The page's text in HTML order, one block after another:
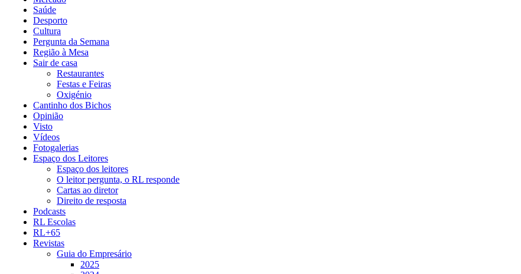
Saúde
Desporto
Cultura
Pergunta da Semana
Região à Mesa
Sair de casa
Restaurantes
Festas e Feiras
Oxigénio
Cantinho dos Bichos
Opinião
Visto
Vídeos
Fotogalerias
Espaço dos Leitores
Espaço dos leitores
O leitor pergunta, o RL responde
Cartas ao diretor
Direito de resposta
Podcasts
RL Escolas
RL+65
Revistas
Guia do Empresário
2025